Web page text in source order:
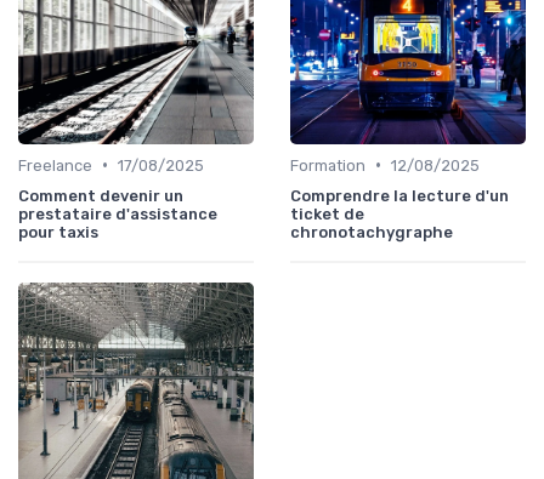
Freelance • 17/08/2025
Comment devenir un
prestataire d'assistance
pour taxis
Formation • 12/08/2025
Comprendre la lecture d'un
ticket de
chronotachygraphe